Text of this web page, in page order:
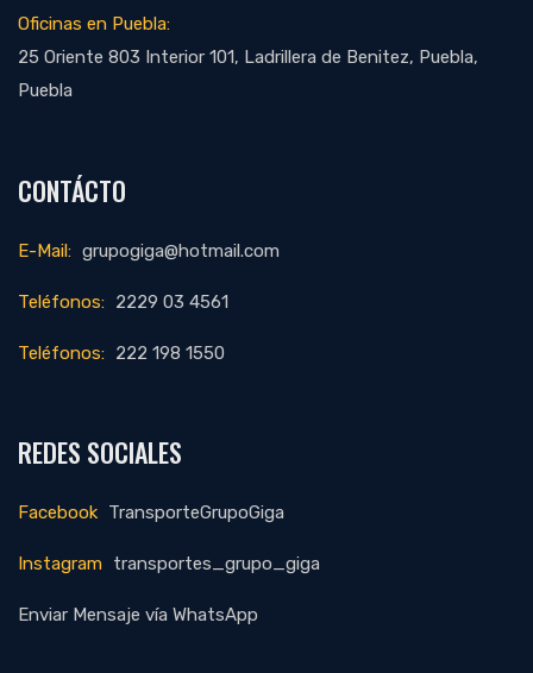
Oficinas en Puebla:
25 Oriente 803 Interior 101, Ladrillera de Benitez, Puebla,
Puebla
CONTÁCTO
E-Mail: grupogiga@hotmail.com
Teléfonos: 2229 03 4561
Teléfonos: 222 198 1550
REDES SOCIALES
Facebook TransporteGrupoGiga
Instagram transportes_grupo_giga
Enviar Mensaje vía WhatsApp